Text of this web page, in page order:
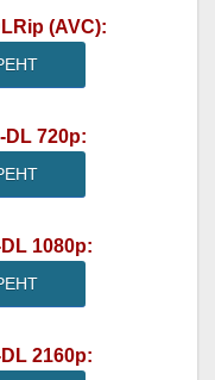
(AVC):
720p:
1080p:
2160p: